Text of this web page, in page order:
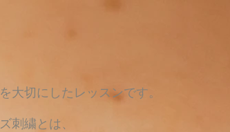
大切にしたレッスンです。
刺繍とは、